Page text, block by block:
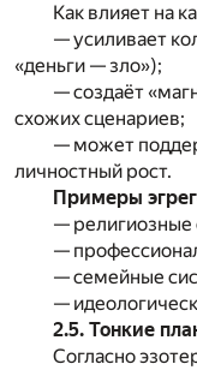
Как влияет на
— усиливает
«деньги — зло»);
— создаёт
схожих сценариев;
— может
личностный рост.
Примеры
— религиозные
—
— семейные
—
2.5. Тонкие
Согласно